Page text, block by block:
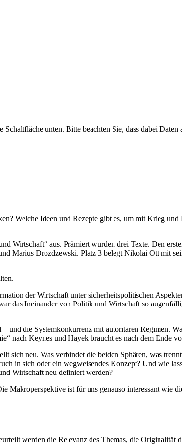
unten. Bitte beachten Sie, dass dabei
Welche Ideen und Rezepte gibt es, um mit Krieg
Wirtschaft“ aus. Prämiert wurden drei Texte. Den
Marius Drozdzewski. Platz 3 belegt Nikolai Ott mit
der Wirtschaft unter sicher­heits­po­li­ti­schen
das Inein­ander von Politik und Wirtschaft so
die System­kon­kurrenz mit autori­tären Regimen.
nach Keynes und Hayek braucht es nach dem Ende
sich neu. Was verbindet die beiden Sphären, was
in sich oder ein wegwei­sendes Konzept? Und wie
Wirtschaft neu definiert werden?
Makro­per­spektive ist für uns genauso inter­essant wie
werden die Relevanz des Themas, die Origi­na­lität